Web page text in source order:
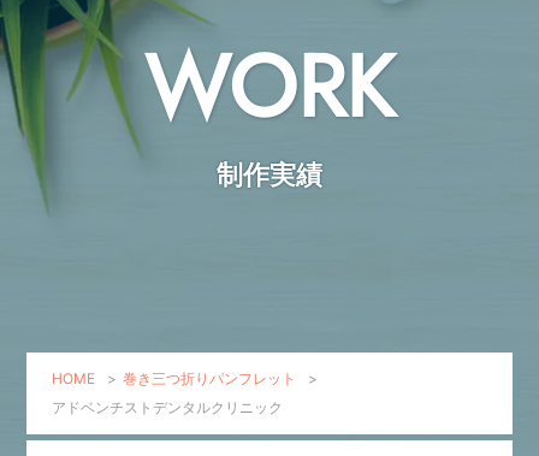
WORK
制作実績
HOME > 巻き三つ折りパンフレット
>
アドベンチストデンタルクリニック